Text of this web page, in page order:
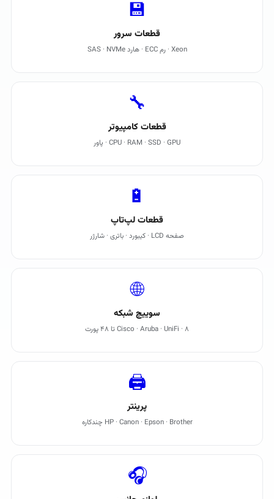
💾
قطعات سرور
Xeon · رم ECC · هارد SAS · NVMe
🔧
قطعات کامپیوتر
CPU · RAM · SSD · GPU · پاور
🔋
قطعات لپ‌تاپ
صفحه LCD · کیبورد · باتری · شارژر
🌐
سوییچ شبکه
Cisco · Aruba · UniFi · ۸ تا ۴۸ پورت
🖨️
پرینتر
HP · Canon · Epson · Brother چندکاره
🎧